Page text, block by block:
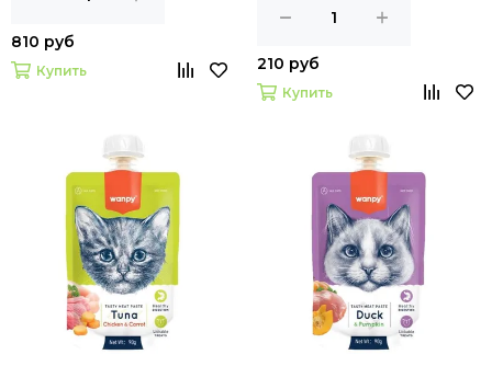
810 руб
Купить 210 руб
Купить